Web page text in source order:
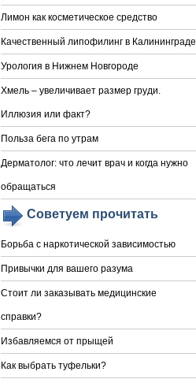
Лимон как косметическое средство
Качественный липофилинг в Калининграде
Урология в Нижнем Новгороде
Хмель – увеличивает размер груди.
Иллюзия или факт?
Польза бега по утрам
Дерматолог: что лечит врач и когда нужно
обращаться
Советуем прочитать
Борьба с наркотической зависимостью
Привычки для вашего разума
Стоит ли заказывать медицинские
справки?
Избавляемся от прыщей
Как выбрать туфельки?